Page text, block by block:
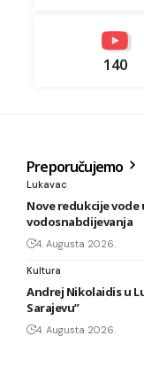
140
Preporučujemo
Lukavac
Nove redukcije vode
vodosnabdijevanja
4. Augusta 2026.
Kultura
Andrej Nikolaidis u
Sarajevu”
4. Augusta 2026.